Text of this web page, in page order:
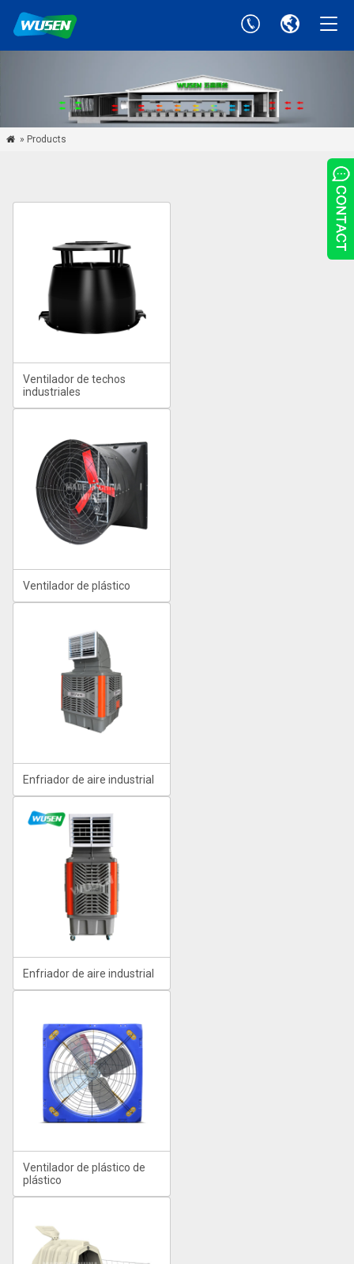
 » Products
Ventilador de techos
industriales
Ventilador de plástico
Enfriador de aire industrial
Enfriador de aire industrial
Ventilador de plástico de
plástico